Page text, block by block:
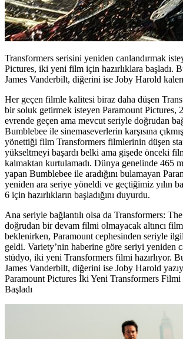
Transformers serisini yeniden canlandırmak
Pictures, iki yeni film için hazırlıklara başladı.
James Vanderbilt, diğerini ise Joby Harold
Her geçen filmle kalitesi biraz daha düşen
bir soluk getirmek isteyen Paramount Pictures,
evrende geçen ama mevcut seriyle doğrudan
Bumblebee ile sinemaseverlerin karşısına
yönettiği film Transformers filmlerinin düşen
yükseltmeyi başardı belki ama gişede önceki
kalmaktan kurtulamadı. Dünya genelinde 465
yapan Bumblebee ile aradığını bulamayan
yeniden ara seriye yöneldi ve geçtiğimiz yılın
6 için hazırlıkların başladığını duyurdu.
Ana seriyle bağlantılı olsa da Transformers:
doğrudan bir devam filmi olmayacak altıncı
beklenirken, Paramount cephesinden seriyle
geldi. Variety’nin haberine göre seriyi yeniden
stüdyo, iki yeni Transformers filmi hazırlıyor.
James Vanderbilt, diğerini ise Joby Harold
Paramount Pictures İki Yeni Transformers Filmi
Başladı